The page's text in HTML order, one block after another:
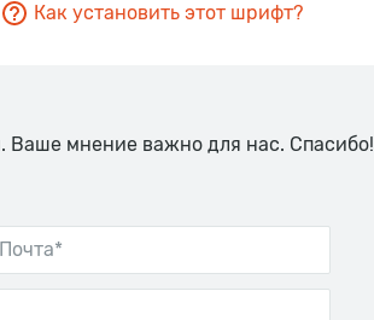
Как установить этот шрифт?
Ваше мнение важно для нас. Спасибо!